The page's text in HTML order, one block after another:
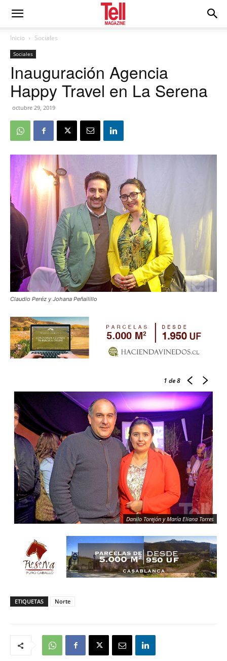
Inicio Sociales
Sociales
Inauguración Agencia
Happy Travel en La Serena
octubre 29, 2019
Claudio Peréz y Johana Peñailillo
1 de 8
Danilo Torejón y María Eliana Torres
ETIQUETAS Norte